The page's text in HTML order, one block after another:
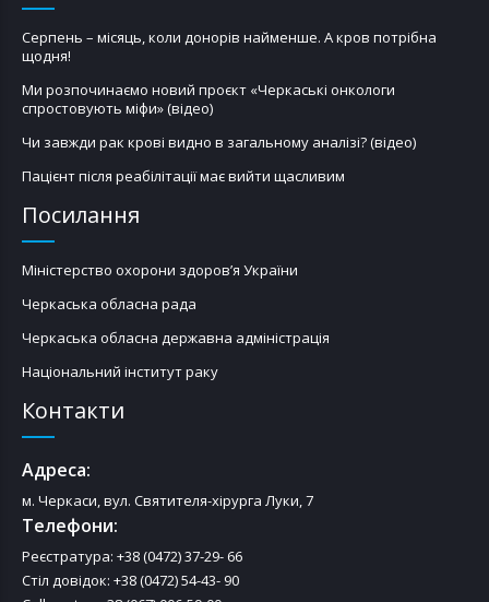
Серпень – місяць, коли донорів найменше. А кров потрібна
щодня!
Ми розпочинаємо новий проєкт «Черкаські онкологи
спростовують міфи» (відео)
Чи завжди рак крові видно в загальному аналізі? (відео)
Пацієнт після реабілітації має вийти щасливим
Посилання
Міністерство охорони здоров’я України
Черкаська обласна рада
Черкаська обласна державна адміністрація
Національний інститут раку
Контакти
Адреса:
м. Черкаси, вул. Святителя-хірурга Луки, 7
Телефони:
Реєстратура: +38 (0472) 37-29- 66
Стіл довідок: +38 (0472) 54-43- 90